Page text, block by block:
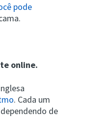
pode
online.
. Cada um
de